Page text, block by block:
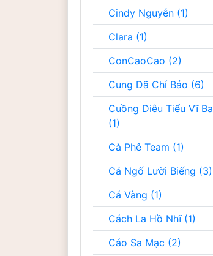
Cindy Nguyễn (1)
Clara (1)
ConCaoCao (2)
Cung Dã Chí Bảo (6)
Cuồng Diêu Tiểu Vĩ Ba
(1)
Cà Phê Team (1)
Cá Ngố Lười Biếng (3)
Cá Vàng (1)
Cách La Hồ Nhĩ (1)
Cáo Sa Mạc (2)